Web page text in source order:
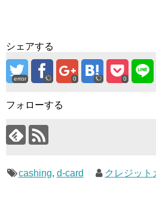
シェアする
error 0 0
フォローする
cashing, d-card クレジット